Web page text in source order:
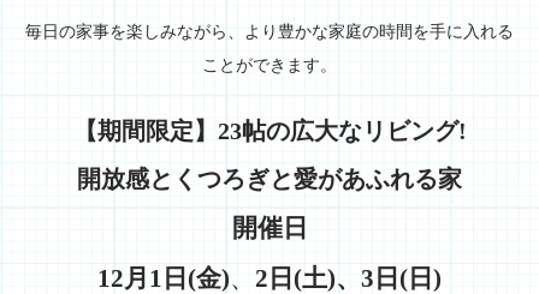
毎日の家事を楽しみながら、より豊かな家庭の時間を手に入れる
ことができます。
【期間限定】23帖の広大なリビング!
開放感とくつろぎと愛があふれる家
開催日
12月1日(金)、 2日(土)、3日(日)